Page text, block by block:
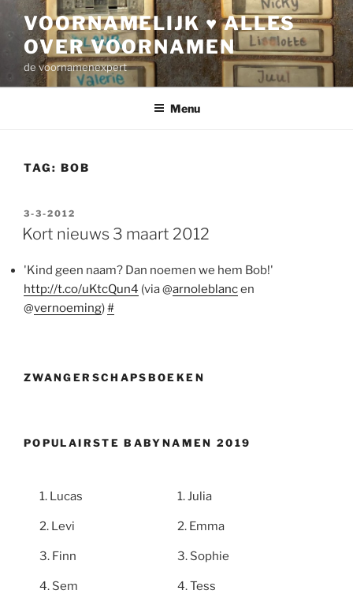
inhoud
VOORNAMELIJK ♥ ALLES
OVER VOORNAMEN
de voornamenexpert
Menu
TAG: BOB
GEPLAATST
OP
3-3-2012
Kort nieuws 3 maart 2012
'Kind geen naam? Dan noemen we hem Bob!'
http://t.co/uKtcQun4 (via @arnoleblancen
@vernoeming)#
ZWANGERSCHAPSBOEKEN
POPULAIRSTE BABYNAMEN 2019
Lucas
Levi
Finn
Sem
Julia
Emma
Sophie
Tess